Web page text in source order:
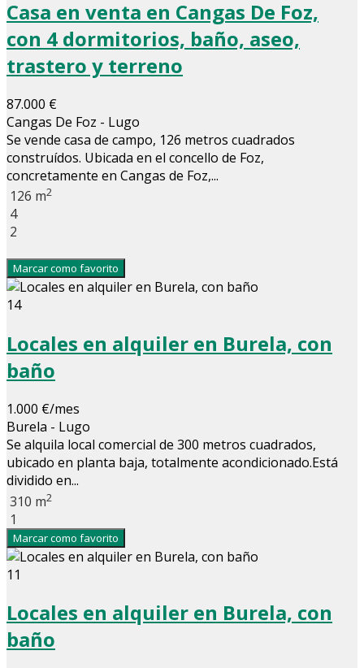
Casa en venta en Cangas De Foz,
con 4 dormitorios, baño, aseo,
trastero y terreno
87.000 €
Cangas De Foz - Lugo
Se vende casa de campo, 126 metros cuadrados
construídos. Ubicada en el concello de Foz,
concretamente en Cangas de Foz,...
126 m2
4
2
Marcar como favorito
14
Locales en alquiler en Burela, con
baño
1.000 €/mes
Burela - Lugo
Se alquila local comercial de 300 metros cuadrados,
ubicado en planta baja, totalmente acondicionado.Está
dividido en...
310 m2
1
Marcar como favorito
11
Locales en alquiler en Burela, con
baño